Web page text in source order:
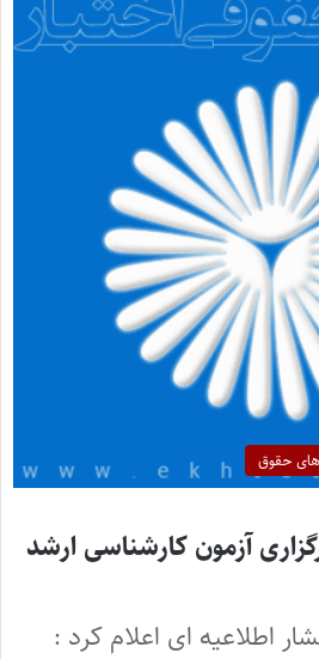
حقوق
آزمون کارشناسی ارشد
اطلاعیه ای اعلام کرد :